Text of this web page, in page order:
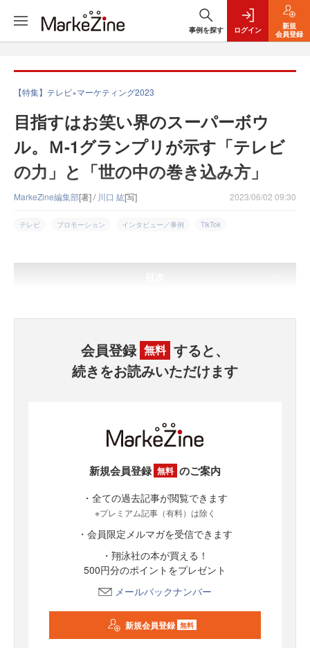
事例を探す ログイン
新規
会員登録
【特集】テレビ×マーケティング2023
目指すはお笑い界のスーパーボウ
ル。Ｍ-1グランプリが示す「テレビ
の力」と「世の中の巻き込み方」
MarkeZine編集部[著] / 川口 紘[写] 2023/06/02 09:30
テレビ プロモーション インタビュー／事例 TikTok
会員登録 無料 すると、
続きをお読みいただけます
新規会員登録 無料 のご案内
・全ての過去記事が閲覧できます
※プレミアム記事（有料）は除く
・会員限定メルマガを受信できます
・翔泳社の本が買える！
500円分のポイントをプレゼント
メールバックナンバー
新規会員登録 無料